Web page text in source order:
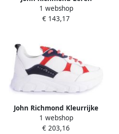
Sneakers
1 webshop
€ 143,17
John Richmond Kleurrijke
Veterschoenen met Dikke
Zool Wit Heren
1 webshop
€ 203,16